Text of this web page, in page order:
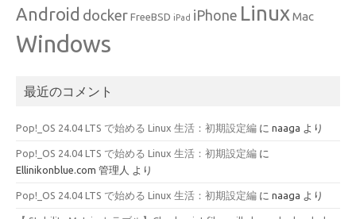
Android docker FreeBSD iPad iPhone Linux Mac
Windows
最近のコメント
Pop!_OS 24.04 LTS で始める Linux 生活：初期設定編 に naaga より
Pop!_OS 24.04 LTS で始める Linux 生活：初期設定編 に
Ellinikonblue.com 管理人
より
Pop!_OS 24.04 LTS で始める Linux 生活：初期設定編 に naaga より